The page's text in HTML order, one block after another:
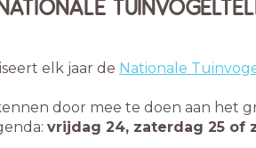
elk jaar de Nationale
door mee te doen aan het
vrijdag 24, zaterdag 25 of